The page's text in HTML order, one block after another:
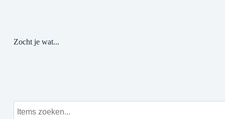
Zocht je wat...